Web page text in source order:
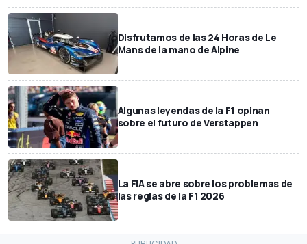
Disfrutamos de las 24 Horas de Le
Mans de la mano de Alpine
Algunas leyendas de la F1 opinan
sobre el futuro de Verstappen
La FIA se abre sobre los problemas de
las reglas de la F1 2026